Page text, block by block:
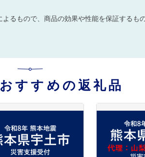
るもので、商品の効果や性能を保証するも
すすめの返礼品